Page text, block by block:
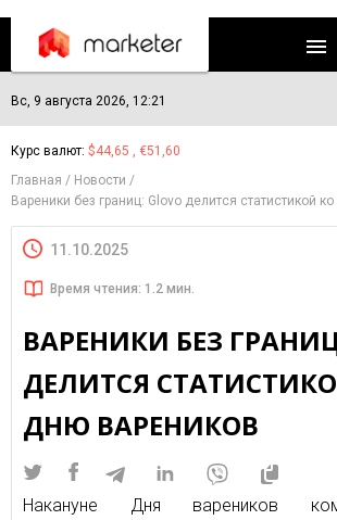
Вс, 9 августа 2026, 12:21
Курс валют: $44,65 , €51,60
Главная
Новости
Вареники без границ: Glovo делится статистикой
11.10.2025
Время чтения: 1.2 мин.
ВАРЕНИКИ БЕЗ
ДЕЛИТСЯ
ДНЮ ВАРЕНИКОВ
Накануне Дня вареников